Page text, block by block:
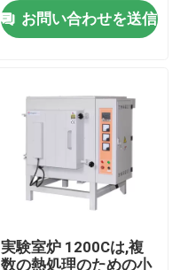
お問い合わせを送信
実験室炉 1200Cは,複
数の熱処理のための小